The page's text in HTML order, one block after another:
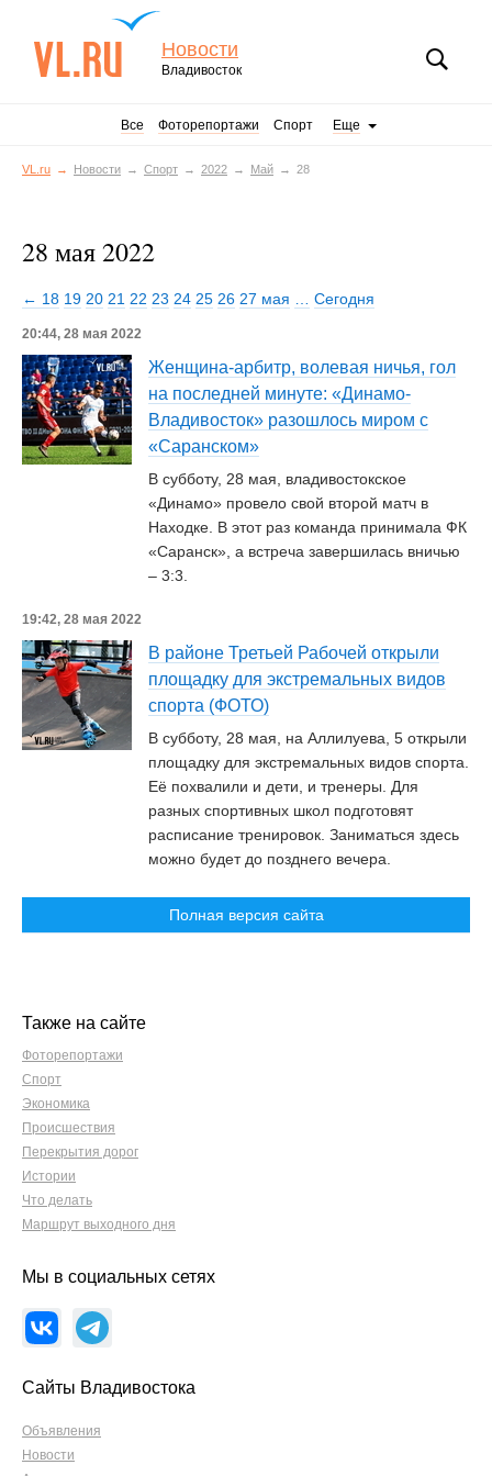
Новости
Владивосток
Все Фоторепортажи Спорт Еще
VL.ru Новости Спорт 2022 Май 28
28 мая 2022
← 18 19 20 21 22 23 24 25 26 27 мая Сегодня
20:44, 28 мая 2022
Женщина-арбитр, волевая ничья, гол
на последней минуте: «Динамо-
Владивосток» разошлось миром с
«Саранском»
В субботу, 28 мая, владивостокское
«Динамо» провело свой второй матч в
Находке. В этот раз команда принимала ФК
«Саранск», а встреча завершилась вничью
– 3:3.
19:42, 28 мая 2022
В районе Третьей Рабочей открыли
площадку для экстремальных видов
спорта (ФОТО)
В субботу, 28 мая, на Аллилуева, 5 открыли
площадку для экстремальных видов спорта.
Её похвалили и дети, и тренеры. Для
разных спортивных школ подготовят
расписание тренировок. Заниматься здесь
можно будет до позднего вечера.
Полная версия сайта
Также на сайте
Фоторепортажи
Спорт
Экономика
Происшествия
Перекрытия дорог
Истории
Что делать
Маршрут выходного дня
Мы в социальных сетях
Сайты Владивостока
Объявления
Новости